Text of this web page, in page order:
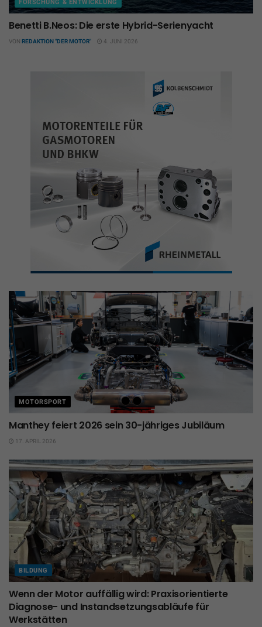
Benetti B.Neos: Die erste Hybrid-Serienyacht
VON REDAKTION "DER MOTOR" 4. JUNI 2026
MOTORSPORT
Manthey feiert 2026 sein 30-jähriges Jubiläum
17. APRIL 2026
BILDUNG
Wenn der Motor auffällig wird: Praxisorientierte
Diagnose- und Instandsetzungsabläufe für
Werkstätten